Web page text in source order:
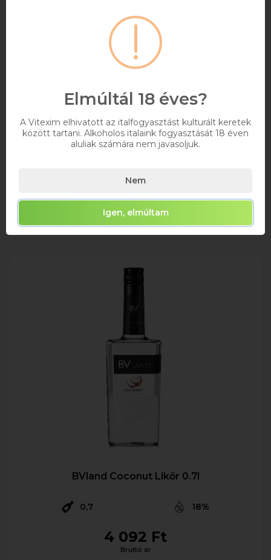
3 591 Ft
Elérhetőségekről érdeklődjön
Kosárba
BVland Coconut Likőr 0.7l
0,7 18%
4 092 Ft
Bruttó ár
Elmúltál 18 éves?
A Vitexim elhivatott az italfogyasztást kulturált keretek
között tartani. Alkoholos italaink fogyasztását 18 éven
aluliak számára nem javasoljuk.
Nem
Igen, elmúltam